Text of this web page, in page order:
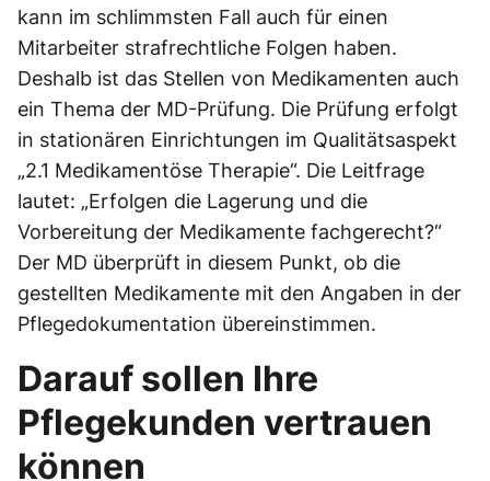
kann im schlimmsten Fall auch für einen
Mitarbeiter strafrechtliche Folgen haben.
Deshalb ist das Stellen von Medikamenten auch
ein Thema der MD-Prüfung. Die Prüfung erfolgt
in stationären Einrichtungen im Qualitätsaspekt
„2.1 Medikamentöse Therapie“. Die Leitfrage
lautet: „Erfolgen die Lagerung und die
Vorbereitung der Medikamente fachgerecht?“
Der MD überprüft in diesem Punkt, ob die
gestellten Medikamente mit den Angaben in der
Pflegedokumentation übereinstimmen.
Darauf sollen Ihre
Pflegekunden vertrauen
können